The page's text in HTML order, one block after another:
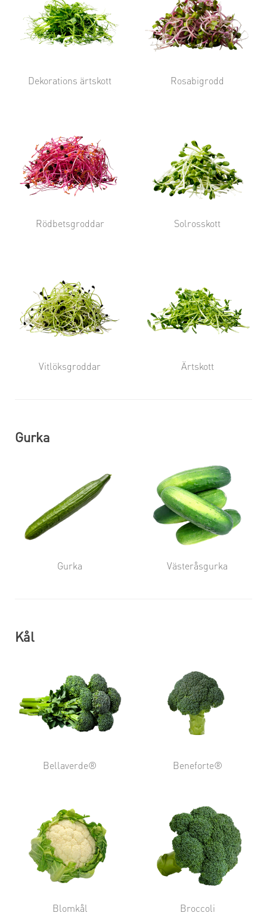
Dekorations ärtskott Rosabigrodd
Rödbetsgroddar Solrosskott
Vitlöksgroddar Ärtskott
Gurka
Gurka Västeråsgurka
Kål
Bellaverde® Beneforte®
Blomkål Broccoli